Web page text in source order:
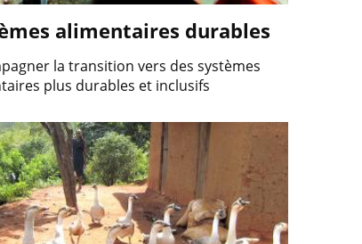
alimentaires durables
la transition vers des systèmes
plus durables et inclusifs